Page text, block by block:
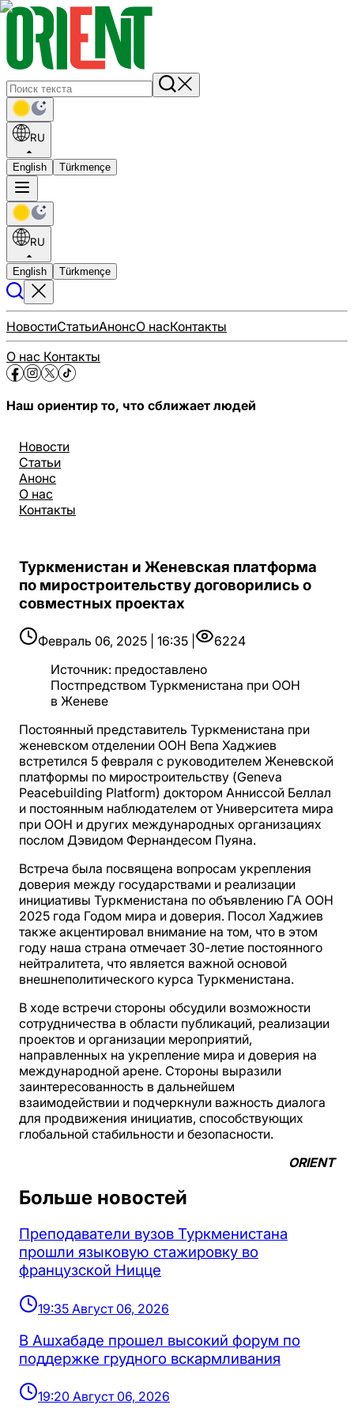
RU
English Türkmençe
RU
English Türkmençe
НовостиСтатьиАнонсО насКонтакты
О нас Контакты
Наш ориентир то, что сближает людей
Новости
Статьи
Анонс
О нас
Контакты
Туркменистан и Женевская платформа
по миростроительству договорились о
совместных проектах
Февраль 06, 2025 | 16:35 |
6224
Источник: предоставлено
Постпредством Туркменистана при ООН
в Женеве
Постоянный представитель Туркменистана при
женевском отделении ООН Вепа Хаджиев
встретился 5 февраля с руководителем Женевской
платформы по миростроительству (Geneva
Peacebuilding Platform) доктором Анниссой Беллал
и постоянным наблюдателем от Университета мира
при ООН и других международных организациях
послом Дэвидом Фернандесом Пуяна.
Встреча была посвящена вопросам укрепления
доверия между государствами и реализации
инициативы Туркменистана по объявлению ГА ООН
2025 года Годом мира и доверия. Посол Хаджиев
также акцентировал внимание на том, что в этом
году наша страна отмечает 30-летие постоянного
нейтралитета, что является важной основой
внешнеполитического курса Туркменистана.
В ходе встречи стороны обсудили возможности
сотрудничества в области публикаций, реализации
проектов и организации мероприятий,
направленных на укрепление мира и доверия на
международной арене. Стороны выразили
заинтересованность в дальнейшем
взаимодействии и подчеркнули важность диалога
для продвижения инициатив, способствующих
глобальной стабильности и безопасности.
ORIENT
Больше новостей
Преподаватели вузов Туркменистана
прошли языковую стажировку во
французской Ницце
19:35 Август 06, 2026
В Ашхабаде прошел высокий форум по
поддержке грудного вскармливания
19:20 Август 06, 2026